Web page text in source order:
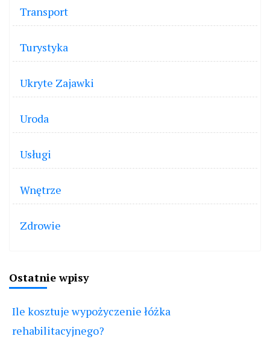
Transport
Turystyka
Ukryte Zajawki
Uroda
Usługi
Wnętrze
Zdrowie
Ostatnie wpisy
Ile kosztuje wypożyczenie łóżka
rehabilitacyjnego?